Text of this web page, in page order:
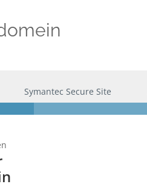
Symantec Secure Site